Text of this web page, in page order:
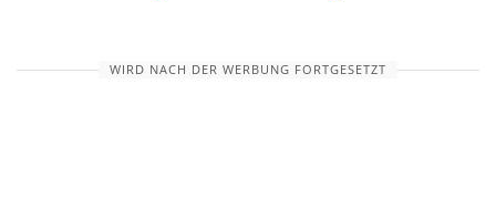
WIRD NACH DER WERBUNG FORTGESETZT